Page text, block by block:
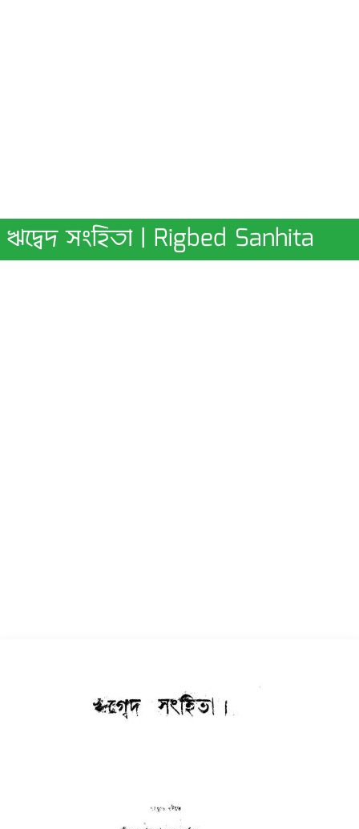
ঋদ্বেদ সংহিতা | Rigbed Sanhita